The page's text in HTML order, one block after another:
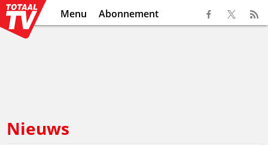
Menu Abonnement
Nieuws